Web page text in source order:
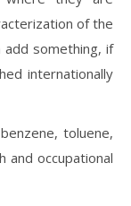
of the
add something, if
internationally
toluene,
and occupational